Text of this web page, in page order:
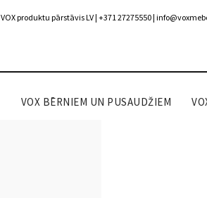
VOX produktu pārstāvis LV | +371 27275550 |
VOX BĒRNIEM UN PUSAUDŽIEM